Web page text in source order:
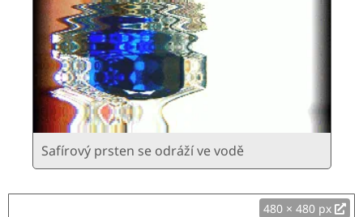
Safírový prsten se odráží ve vodě
480 × 480 px